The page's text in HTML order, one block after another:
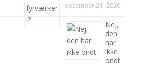
december 21, 2020
Nej,
den
har
ikke
ondt